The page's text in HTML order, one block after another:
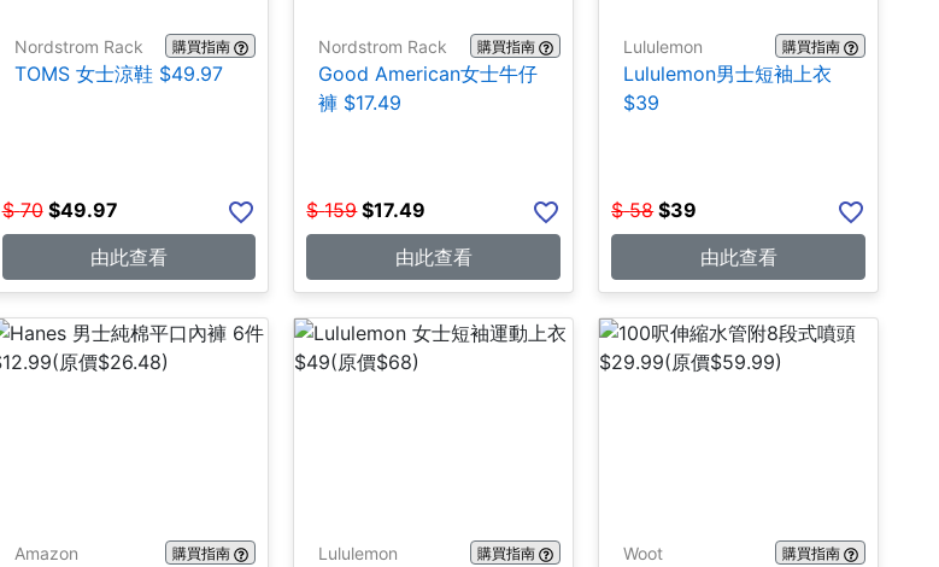
Nordstrom Rack 購買指南
TOMS 女士涼鞋 $49.97
$ 70 $49.97
由此查看
Nordstrom Rack 購買指南
Good American女士牛仔
褲 $17.49
$ 159 $17.49
由此查看
Lululemon 購買指南
Lululemon男士短袖上衣
$39
$ 58 $39
由此查看
Amazon 購買指南 Lululemon 購買指南 Woot 購買指南